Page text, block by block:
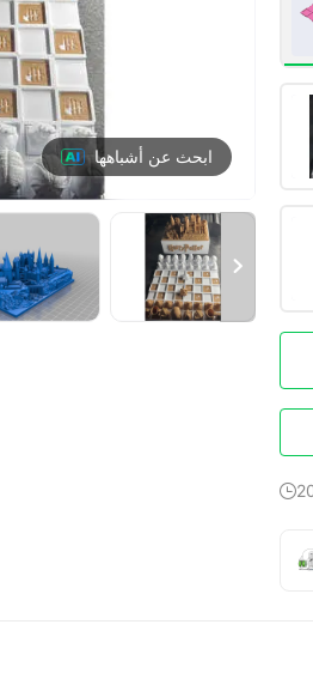
ابحث عن أشباهها

